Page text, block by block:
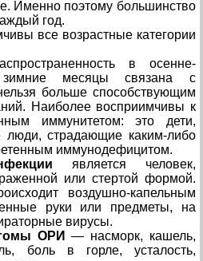
Именно поэтому большинство
год.
все возрастные категории
в осенне-
месяцы связана с
больше способствующим
Наиболее восприимчивы к
иммунитетом: это дети,
страдающие каким-либо
иммунодефицитом.
является человек,
или стертой формой.
воздушно-капельным
руки или предметы, на
вирусы.
ОРИ — насморк, кашель,
боль в горле, усталость,